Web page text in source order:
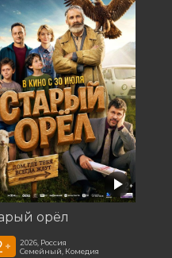
орёл
+
2026, Россия
Семейный, Комедия